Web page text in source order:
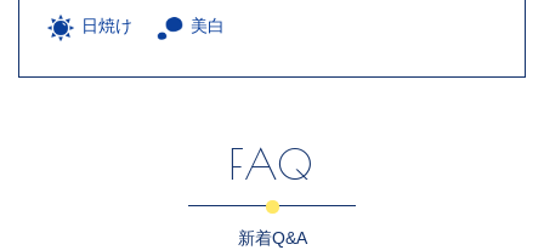
日焼け 美白
FAQ
新着Q&A